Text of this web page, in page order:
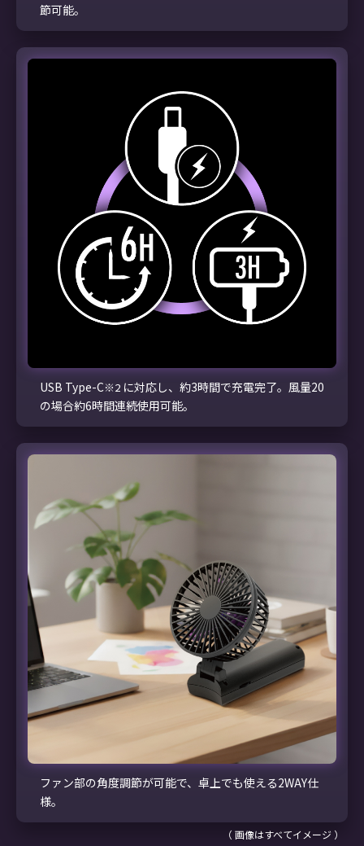
節可能。
USB Type-C※2 に対応し、約3時間で充電完了。風量20
の場合約6時間連続使用可能。
ファン部の角度調節が可能で、卓上でも使える2WAY仕
様。
（ 画像はすべてイメージ ）